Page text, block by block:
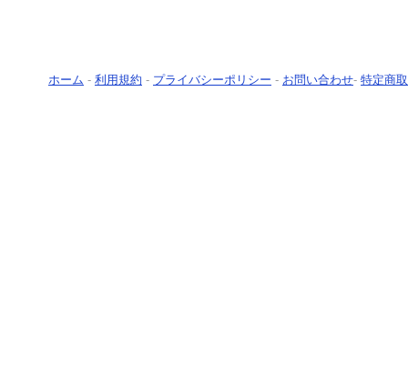
ホーム - 利用規約 - プライバシーポリシー - お問い合わせ- 特定商